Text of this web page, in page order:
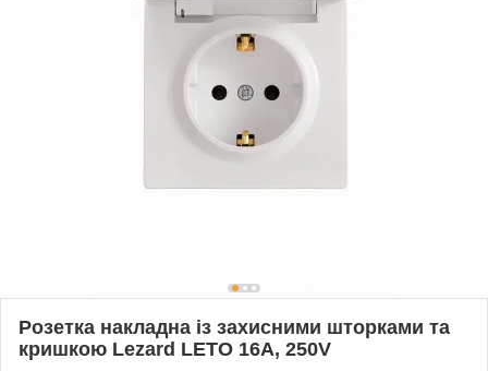
Розетка накладна із захисними шторками та
кришкою Lezard LETO 16A, 250V